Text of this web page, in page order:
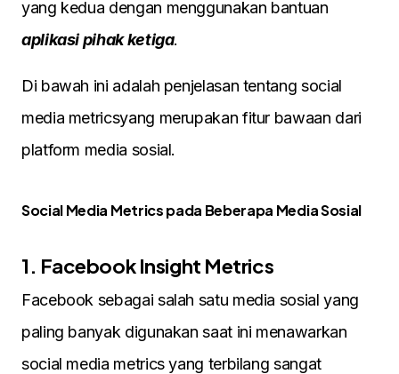
yang kedua dengan menggunakan bantuan
aplikasi pihak ketiga.
Di bawah ini adalah penjelasan tentang social
media metricsyang merupakan fitur bawaan dari
platform media sosial.
Social Media Metrics pada Beberapa Media Sosial
1. Facebook Insight Metrics
Facebook sebagai salah satu media sosial yang
paling banyak digunakan saat ini menawarkan
social media metrics yang terbilang sangat